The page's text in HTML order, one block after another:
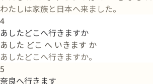
わたしは家族と日本へ来ました。
4
あしたどこへ行きますか
あした どこ へ いきます か
あしたどこへ行きますか。
5
奈良へ行きます